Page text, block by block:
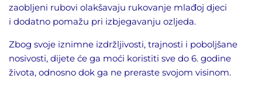
zaobljeni rubovi olakšavaju rukovanje mlađoj djeci
i dodatno pomažu pri izbjegavanju ozljeda.
Zbog svoje iznimne izdržljivosti, trajnosti i poboljšane
nosivosti, dijete će ga moći koristiti sve do 6. godine
života, odnosno dok ga ne preraste svojom visinom.